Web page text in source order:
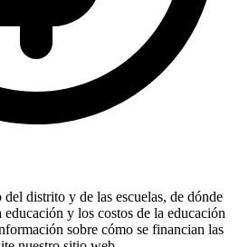
distrito y de las escuelas, de dónde
y los costos de la educación
sobre cómo se financian las